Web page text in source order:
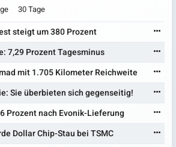
30 Tage
steigt um 380 Prozent
7,29 Prozent Tagesminus
mit 1.705 Kilometer Reichweite
Sie überbieten sich gegenseitig!
Prozent nach Evonik-Lieferung
Dollar Chip-Stau bei TSMC